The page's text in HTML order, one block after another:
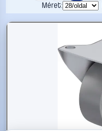
Méret: